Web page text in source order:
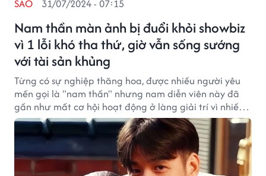
Nam thần màn ảnh bị đuổi khỏi showbiz
vì 1 lỗi khó tha thứ, giờ vẫn sống sướng
với tài sản khủng
SAO 31/07/2024 - 07:15
Từng có sự nghiệp thăng hoa, được nhiều người yêu
mến gọi là "nam thần" nhưng nam diễn viên này đã
gần như mất cơ hội hoạt động ở làng giải trí vì nhiều
khán giả tẩy chay.